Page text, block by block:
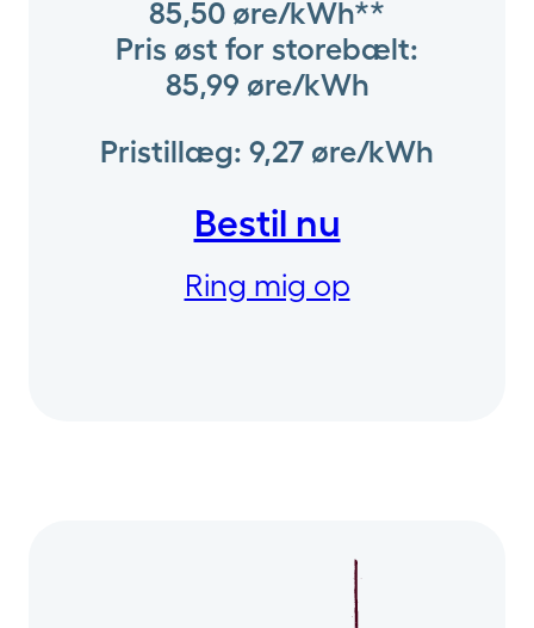
85,50 øre/kWh**
Pris øst for storebælt:
85,99 øre/kWh
Pristillæg: 9,27 øre/kWh
Bestil nu
Ring mig op